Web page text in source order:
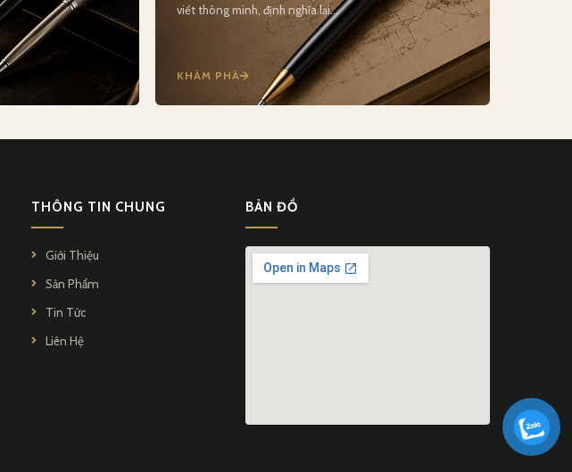
viết thông minh, định nghĩa lại…
KHÁM PHÁ
THÔNG TIN CHUNG
Giới Thiệu
Sản Phẩm
Tin Tức
Liên Hệ
BẢN ĐỒ